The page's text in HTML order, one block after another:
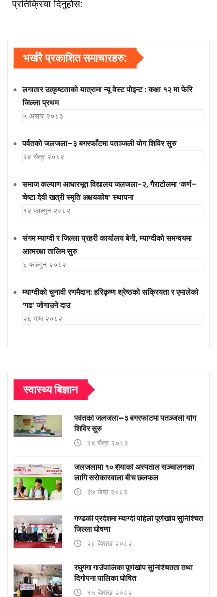
प्रतिक्रिया दिनुहोस:
भर्खरै प्रकाशित समाचारहरु:
लगातार उत्कृष्टताको यात्रामा न्यू वेस्ट पोइन्ट : कक्षा १२ मा फेरि
जिल्ला प्रथम
५ असार २०८३
पर्वतको जलजला–३ बगरफाँटमा पतञ्जली योग शिविर सुरु
२४ चैत्र २०८२
समाज कल्याण आधारभूत विद्यालय जलजला-२, गैराटोलमा ‘कर्ण–
चेष्टा देवी खत्री स्मृति अक्षयकोष’ स्थापना
१२ फाल्गुन २०८२
संगम म्याग्दी र जिल्ला प्रहरी कार्यालय बेनी, म्याग्दीको समन्वयमा
आत्मरक्षा तालिम सुरु
६ फाल्गुन २०८२
म्याग्दीको चुनावी रणमैदान: हरिकृष्ण श्रेष्ठको सक्रियता र एमालेको
‘गढ’ जोगाउने दाउ
२६ माघ २०८२
स्वास्थ्य बिज्ञान
पर्वतको जलजला–३ बगरफाँटमा पतञ्जली योग
शिविर सुरु
२४ चैत्र २०८२
जलजलामा १० शैयाको अस्पताल सञ्चालनका
लागि सरोकारवाला बीच छलफल
२७ जेष्ठ २०८२
गण्डकी प्रदेशमा म्याग्दी पहिलो पूर्णखोप सुनिश्चित
जिल्ला घोषणा
२८ बैशाख २०८२
रघुगंगा गाउँपालिका पूर्णखोप सुनिश्चितता तथा
दिगोपना पालिका घोषित
१५ बैशाख २०८२